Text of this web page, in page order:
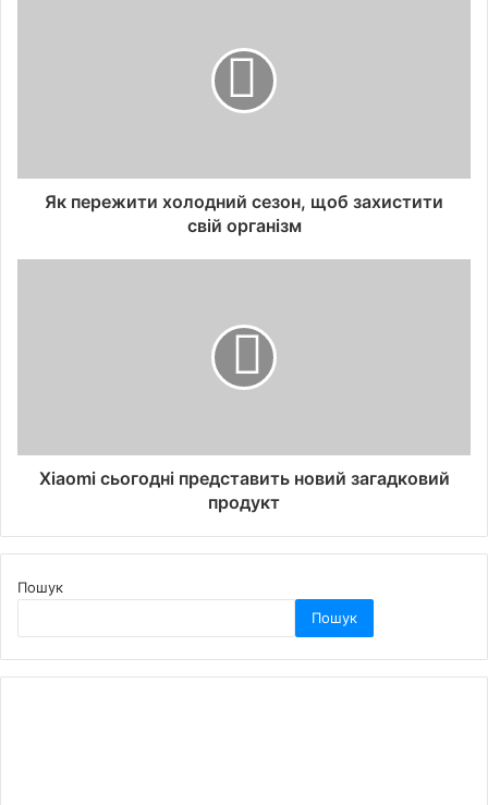
Як пережити холодний сезон, щоб захистити
свій організм
Xiaomi сьогодні представить новий загадковий
продукт
Пошук
Пошук